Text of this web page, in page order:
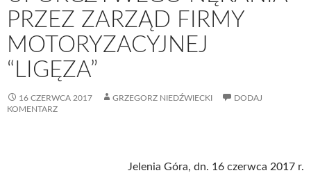
PRZEZ ZARZĄD FIRMY
MOTORYZACYJNEJ
“LIGĘZA”
16 CZERWCA 2017 GRZEGORZ NIEDŹWIECKI
DODAJ
KOMENTARZ
Jelenia Góra, dn. 16 czerwca 2017 r.